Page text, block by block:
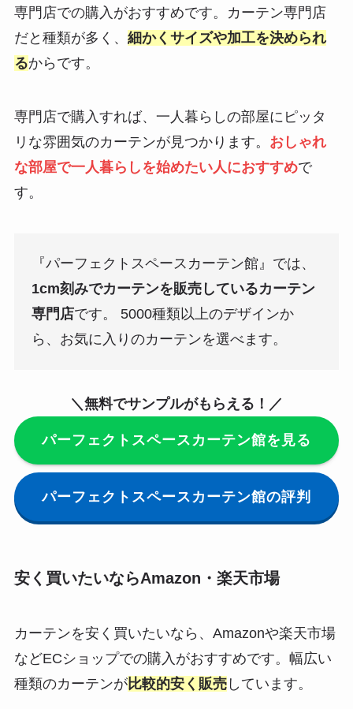
専門店での購入がおすすめです。カーテン専門店
だと種類が多く、 細かくサイズや加工を決められ
るからです。
専門店で購入すれば、一人暮らしの部屋にピッタ
リな雰囲気のカーテンが見つかります。 おしゃれ
な部屋で一人暮らしを始めたい人におすすめで
す。
『パーフェクトスペースカーテン館』では、
1cm刻みでカーテンを販売しているカーテン
専門店です。 5000種類以上のデザインか
ら、お気に入りのカーテンを選べます。
＼無料でサンプルがもらえる！／
パーフェクトスペースカーテン館を見る
パーフェクトスペースカーテン館の評判
安く買いたいならAmazon・楽天市場
カーテンを安く買いたいなら、Amazonや楽天市場
などECショップでの購入がおすすめです。幅広い
種類のカーテンが比較的安く販売しています。